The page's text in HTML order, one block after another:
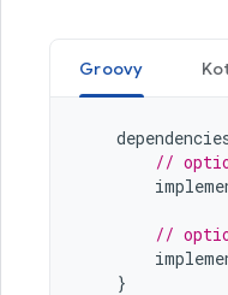
Groovy
//
//
}